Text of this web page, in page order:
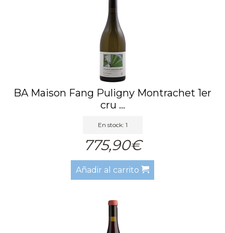
BA Maison Fang Puligny Montrachet 1er
cru ...
En stock: 1
775,90€
Añadir al carrito